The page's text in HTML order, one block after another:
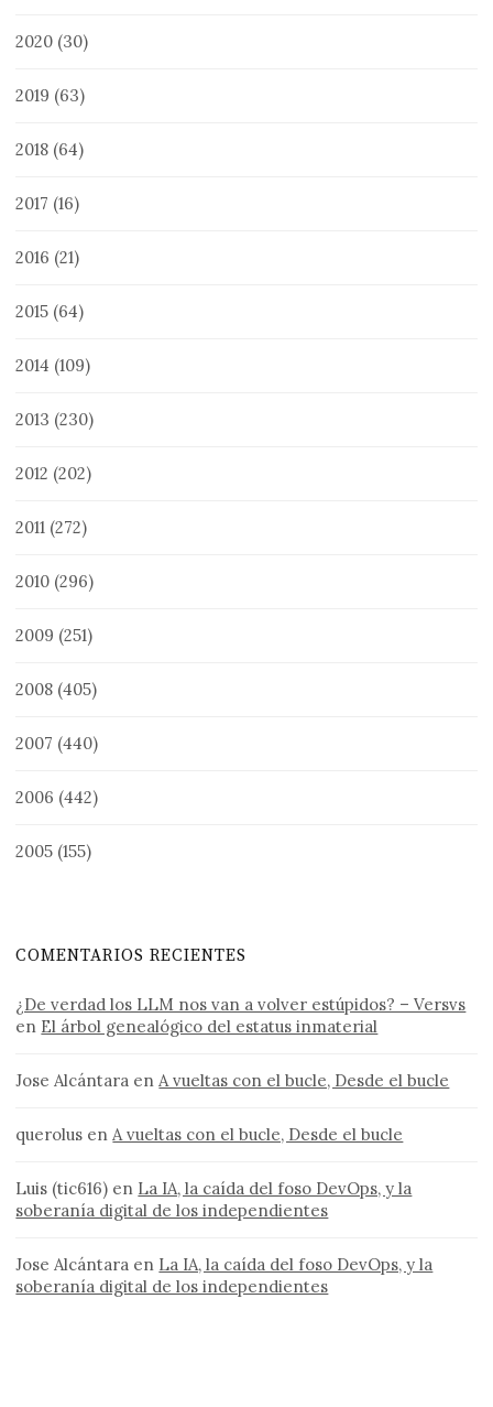
2020 (30)
2019 (63)
2018 (64)
2017 (16)
2016 (21)
2015 (64)
2014 (109)
2013 (230)
2012 (202)
2011 (272)
2010 (296)
2009 (251)
2008 (405)
2007 (440)
2006 (442)
2005 (155)
COMENTARIOS RECIENTES
¿De verdad los LLM nos van a volver estúpidos? – Versvs
en El árbol genealógico del estatus inmaterial
Jose Alcántara enA vueltas con el bucle, Desde el bucle
querolus enA vueltas con el bucle, Desde el bucle
Luis (tic616) en La IA, la caída del foso DevOps, y la
soberanía digital de los independientes
Jose Alcántara en La IA, la caída del foso DevOps, y la
soberanía digital de los independientes